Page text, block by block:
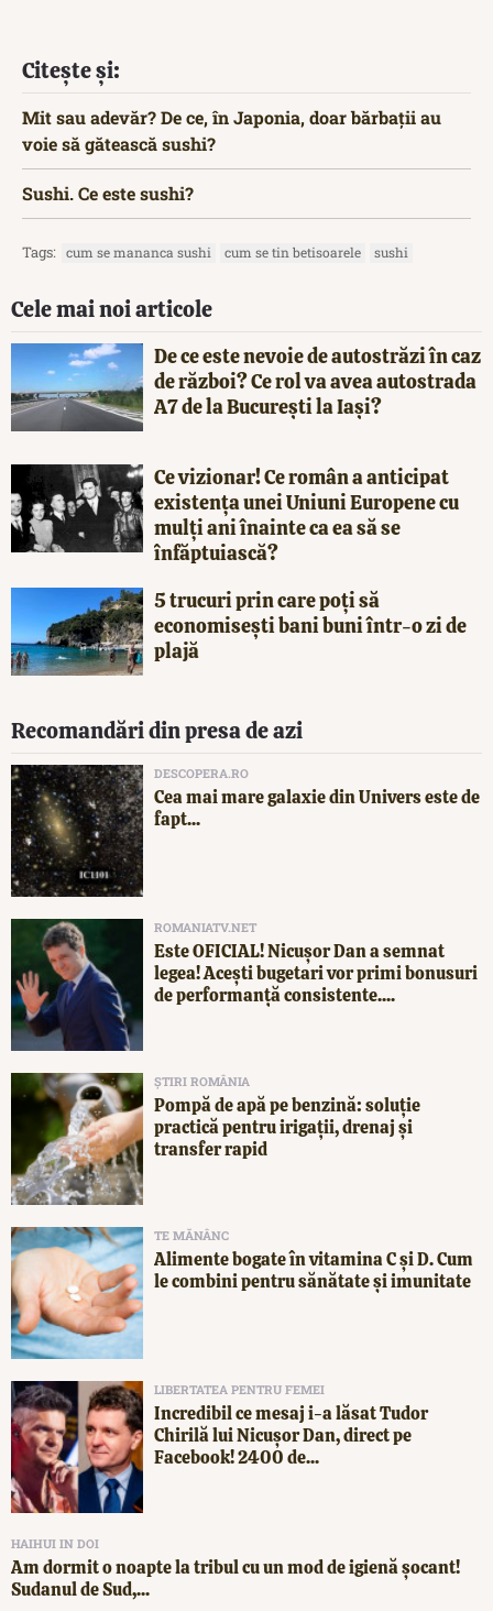
Citește și:
Mit sau adevăr? De ce, în Japonia, doar bărbații au
voie să gătească sushi?
Sushi. Ce este sushi?
Tags: cum se mananca sushi cum se tin betisoarele sushi
Cele mai noi articole
De ce este nevoie de autostrăzi în caz
de război? Ce rol va avea autostrada
A7 de la București la Iași?
Ce vizionar! Ce român a anticipat
existența unei Uniuni Europene cu
mulți ani înainte ca ea să se
înfăptuiască?
5 trucuri prin care poți să
economisești bani buni într-o zi de
plajă
Recomandări din presa de azi
DESCOPERA.RO
Cea mai mare galaxie din Univers este de
fapt...
ROMANIATV.NET
Este OFICIAL! Nicușor Dan a semnat
legea! Acești bugetari vor primi bonusuri
de performanță consistente....
ȘTIRI ROMÂNIA
Pompă de apă pe benzină: soluție
practică pentru irigații, drenaj și
transfer rapid
TE MĂNÂNC
Alimente bogate în vitamina C și D. Cum
le combini pentru sănătate și imunitate
LIBERTATEA PENTRU FEMEI
Incredibil ce mesaj i-a lăsat Tudor
Chirilă lui Nicușor Dan, direct pe
Facebook! 2400 de...
HAIHUI IN DOI
Am dormit o noapte la tribul cu un mod de igienă șocant!
Sudanul de Sud,...